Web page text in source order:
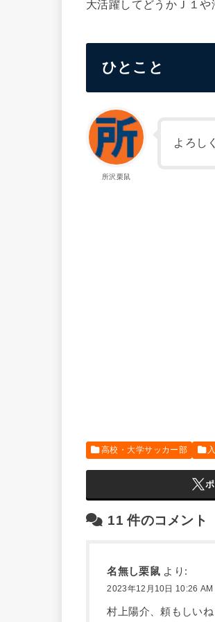
大活躍してどうかＪ１や
ひとこと
所沢栗鼠
よろし
高校・大学サッカー部
11 件のコメント
名無し栗鼠 より:
2023年12月10日 10:26 AM
村上陽介、頼もしいね